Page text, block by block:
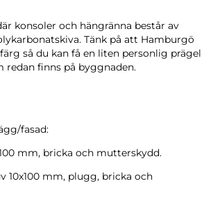
konsoler och hängränna består av
Tänk på att Hamburgö
så du kan få en liten personlig prägel
redan finns på byggnaden.
fasad:
mm, bricka och mutterskydd.
10x100 mm, plugg, bricka och